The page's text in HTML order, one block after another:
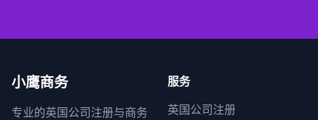
小鹰商务
专业的英国公司注册与商务
服务
英国公司注册